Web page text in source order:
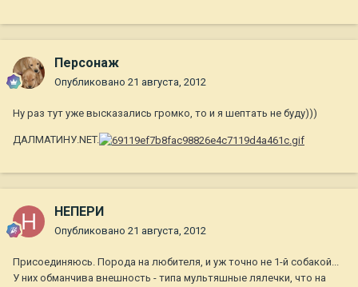
Персонаж
Опубликовано 21 августа, 2012
Ну раз тут уже высказались громко, то и я шептать не буду)))
ДАЛМАТИНУ.NET.
НЕПЕРИ
Опубликовано 21 августа, 2012
Присоединяюсь. Порода на любителя, и уж точно не 1-й собакой...
У них обманчива внешность - типа мультяшные лялечки, что на